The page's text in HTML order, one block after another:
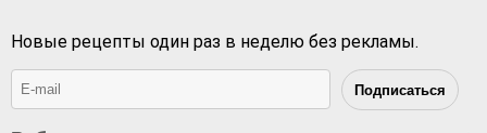
Новые рецепты один раз в неделю без рекламы.